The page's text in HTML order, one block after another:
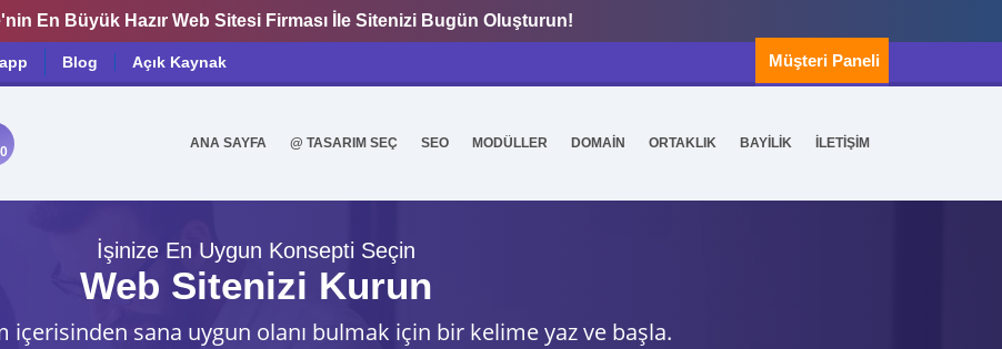
En Büyük Hazır Web Sitesi Firması İle Sitenizi Bugün Oluşturun!
Blog Açık Kaynak Müşteri Paneli
ANA SAYFA @ TASARIM SEÇ SEO MODÜLLER DOMAİN ORTAKLIK BAYİLİK İLETİŞİM
İşinize En Uygun Konsepti Seçin
Web Sitenizi Kurun
içerisinden sana uygun olanı bulmak için bir kelime yaz ve başla.